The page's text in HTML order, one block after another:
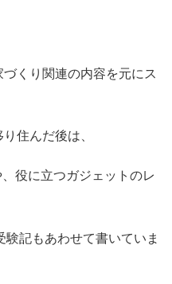
くり関連の内容を元にス
住んだ後は、
役に立つガジェットのレ
記もあわせて書いていま